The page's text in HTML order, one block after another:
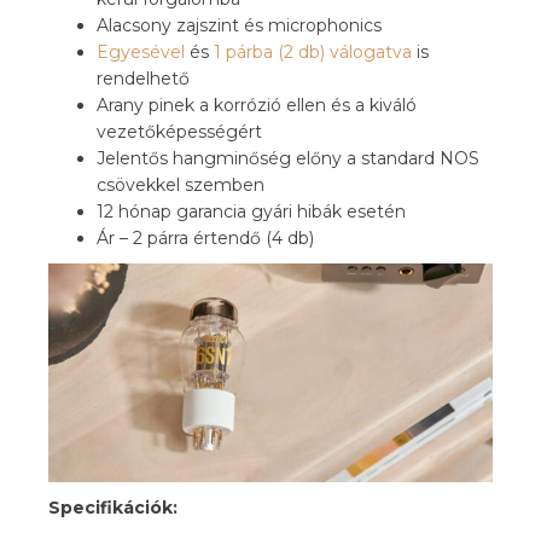
Alacsony zajszint és microphonics
Egyesével és 1 párba (2 db) válogatva is
rendelhető
Arany pinek a korrózió ellen és a kiváló
vezetőképességért
Jelentős hangminőség előny a standard NOS
csövekkel szemben
12 hónap garancia gyári hibák esetén
Ár – 2 párra értendő (4 db)
Specifikációk: